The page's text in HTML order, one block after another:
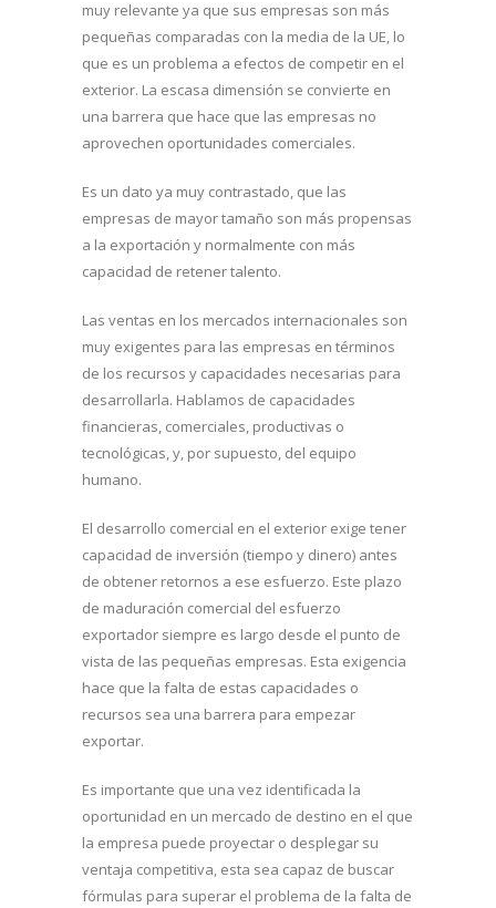
muy relevante ya que sus empresas son más
pequeñas comparadas con la media de la UE, lo
que es un problema a efectos de competir en el
exterior. La escasa dimensión se convierte en
una barrera que hace que las empresas no
aprovechen oportunidades comerciales.
Es un dato ya muy contrastado, que las
empresas de mayor tamaño son más propensas
a la exportación y normalmente con más
capacidad de retener talento.
Las ventas en los mercados internacionales son
muy exigentes para las empresas en términos
de los recursos y capacidades necesarias para
desarrollarla. Hablamos de capacidades
financieras, comerciales, productivas o
tecnológicas, y, por supuesto, del equipo
humano.
El desarrollo comercial en el exterior exige tener
capacidad de inversión (tiempo y dinero) antes
de obtener retornos a ese esfuerzo. Este plazo
de maduración comercial del esfuerzo
exportador siempre es largo desde el punto de
vista de las pequeñas empresas. Esta exigencia
hace que la falta de estas capacidades o
recursos sea una barrera para empezar
exportar.
Es importante que una vez identificada la
oportunidad en un mercado de destino en el que
la empresa puede proyectar o desplegar su
ventaja competitiva, esta sea capaz de buscar
fórmulas para superar el problema de la falta de